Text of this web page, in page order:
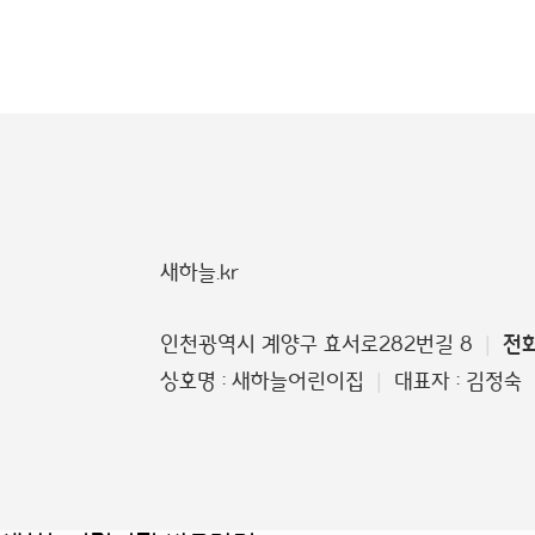
새하늘.kr
인천광역시 계양구 효서로282번길 8 |
전
상호명 : 새하늘어린이집
| 대표자 : 김정숙